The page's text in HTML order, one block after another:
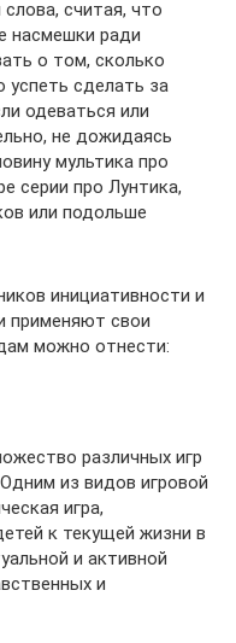
считая, что
насмешки ради
о том, сколько
успеть сделать за
одеваться или
не дожидаясь
мультика про
серии про Лунтика,
или подольше
инициативности и
применяют свои
можно отнести:
различных игр
из видов игровой
игра,
к текущей жизни в
и активной
и